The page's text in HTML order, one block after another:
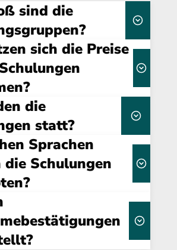
sind die
kleinen Gruppen
15 Teilnehmern
Massen-Webinare gibt es
Über uns
sich die Preise
Dauer, Format
und individuellen
die
statt?
flexibel buchbar –
als auch in Präsenz
interaktive
unsere Referenten
Sprachen
Schulungen
in Englisch oder anderen